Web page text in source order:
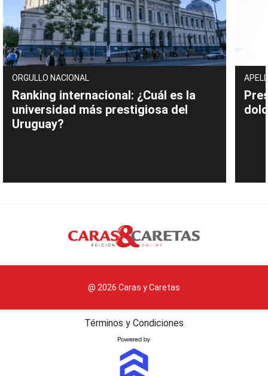
ORGULLO NACIONAL
Ranking internacional: ¿Cuál es la
universidad más prestigiosa del
Uruguay?
@ 2026 Caras y Caretas
Términos y Condiciones